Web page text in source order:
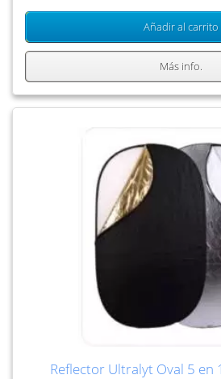
Añadir al carrito
Más info.
Reflector Ultralyt Oval 5 en